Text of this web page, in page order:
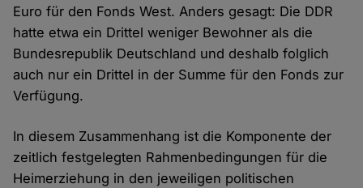
Euro für den Fonds West. Anders gesagt: Die DDR
hatte etwa ein Drittel weniger Bewohner als die
Bundesrepublik Deutschland und deshalb folglich
auch nur ein Drittel in der Summe für den Fonds zur
Verfügung.
In diesem Zusammenhang ist die Komponente der
zeitlich festgelegten Rahmenbedingungen für die
Heimerziehung in den jeweiligen politischen